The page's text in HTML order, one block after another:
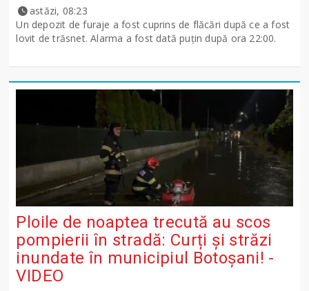
astăzi, 08:23
Un depozit de furaje a fost cuprins de flăcări după ce a fost
lovit de trăsnet. Alarma a fost dată puțin după ora 22:00.
Ploile de noaptea trecută au scos
pompierii în stradă: Curți și străzi
inundate în municipiul Botoșani! -
VIDEO